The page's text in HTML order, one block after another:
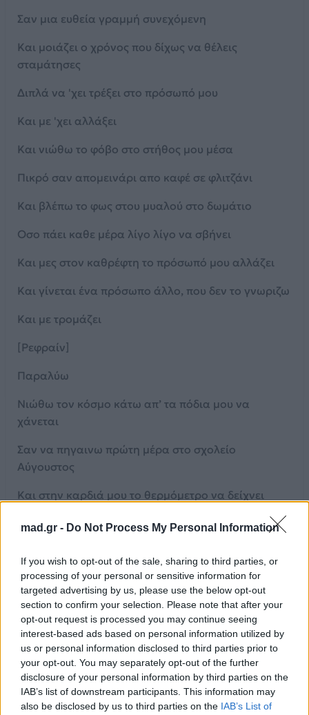
mad.gr - Do Not Process My Personal Information
If you wish to opt-out of the sale, sharing to third parties, or
processing of your personal or sensitive information for
targeted advertising by us, please use the below opt-out
section to confirm your selection. Please note that after your
opt-out request is processed you may continue seeing
interest-based ads based on personal information utilized by
us or personal information disclosed to third parties prior to
your opt-out. You may separately opt-out of the further
disclosure of your personal information by third parties on the
IAB’s list of downstream participants. This information may
also be disclosed by us to third parties on the IAB’s List of
Σαν μια ευθεία γραμμή συνεχόμενη
Και μοιάζει ο χρόνος που δίχως να θέλεις
σταμάτησες
Διπλά να 'χει τρέξει στο πρόσωπό μου
Και με 'χει αλλάξει
Και νιώθω το φόβο στο στήθος μου μέσα
Πικρό σαν απομεινάρι απο καφέ σε φλιτζάνι
Και βλέπω το φως στου μυαλού στο δωμάτιο
Οσο πάει καθε μέρα λίγο λίγο να σβήνει
Και μες στον καθρέφτη το πρόσωπό μου αλλάζει
Και γίνεται ένα πρόσωπο άλλο, που δεν το γνωριζω
Και με τρομάζει
[Ρεφραίν]
Παραλύω
Νιώθω τον κόσμο κάτω απ’ τα πόδια μου να
χάνεται
Σαν να πηγαινω πρώτη μέρα στο σχολείο
Αύγουστος
Και στην καρδιά μου το θερμόμετρο να δείχνει
Τα φρένα τρίζουνε η κόρνα ουρλιάζει
Διπλα μου περνάει ξυστά το λεωφορείο
Και έχω στην σκέψη πως θα πρέπει
Κι άλλο χώρια σου να ζήσω
Παραλύω
[Κουπλέ 2]